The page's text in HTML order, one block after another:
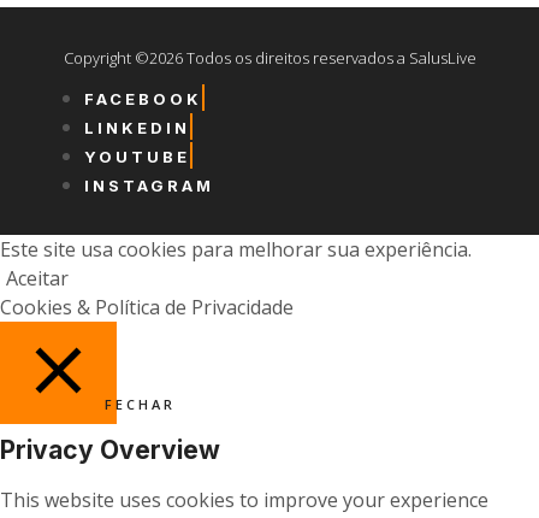
Copyright ©2026 Todos os direitos reservados a SalusLive
FACEBOOK
LINKEDIN
YOUTUBE
INSTAGRAM
Este site usa cookies para melhorar sua experiência.
Aceitar
Cookies & Política de Privacidade
FECHAR
Privacy Overview
This website uses cookies to improve your experience